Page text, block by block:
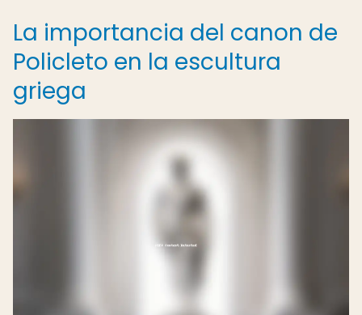
La importancia del canon de
Policleto en la escultura
griega